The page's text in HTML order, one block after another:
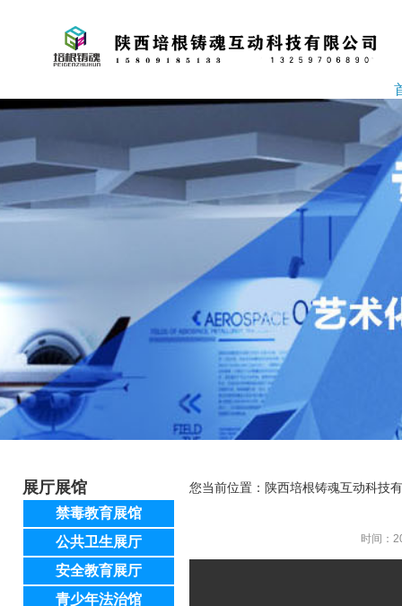
您当前位置： 陕西培根铸魂互动科技
展厅展馆
禁毒教育展馆
公共卫生展厅
安全教育展厅
青少年法治馆
时间：